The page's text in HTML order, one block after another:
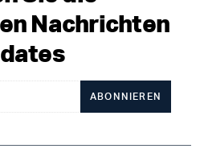
Nachrichten
ABONNIEREN